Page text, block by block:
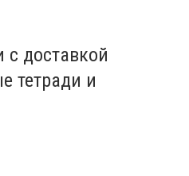
с доставкой
тетради и